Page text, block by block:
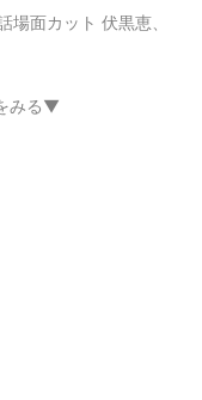
場面カット 伏黒恵、
みる▼